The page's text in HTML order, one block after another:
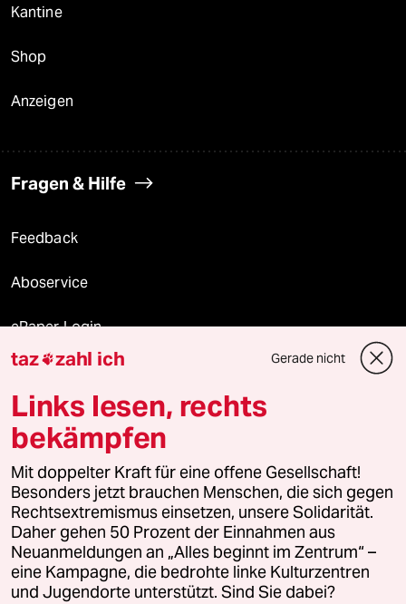
Kantine
Shop
Anzeigen
Fragen & Hilfe
Feedback
Aboservice
ePaper Login
Downloads für Abonnierende
© 2026 taz Verlags und Vertriebs GmbH
Alle Rechte vorbehalten. Bei rechtlichen Fragen oder für Genehmigungen
wenden Sie sich bitte an lizenzen@taz.de
Feedback Redaktionsstatut Kommune-Richtlinien
Leitlinie Informant Datenschutz Impressum AGB
taz zahl ich Gerade nicht
Links lesen, rechts
bekämpfen
Mit doppelter Kraft für eine offene Gesellschaft!
Besonders jetzt brauchen Menschen, die sich gegen
Rechtsextremismus einsetzen, unsere Solidarität.
Daher gehen 50 Prozent der Einnahmen aus
Neuanmeldungen an „Alles beginnt im Zentrum“ –
eine Kampagne, die bedrohte linke Kulturzentren
und Jugendorte unterstützt. Sind Sie dabei?